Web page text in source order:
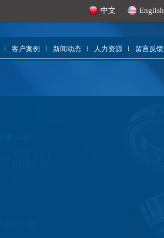
English
中文
客户案例 新闻动态 人力资源 留言反馈